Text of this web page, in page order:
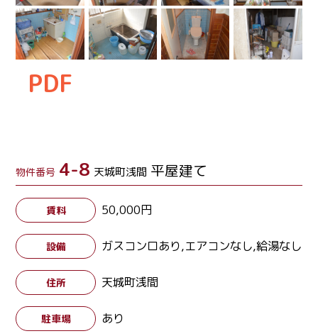
PDF
物件番号 4-8 天城町浅間 平屋建て
賃料 50,000円
設備 ガスコンロあり,エアコンなし,給湯なし
住所 天城町浅間
駐車場 あり